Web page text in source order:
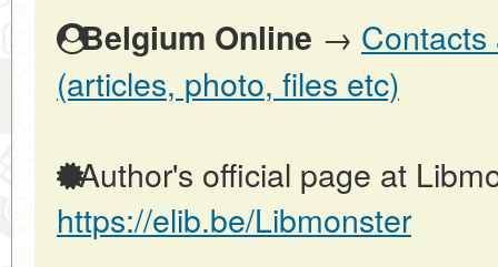
Belgium Online →
(articles, photo, files etc)
Author's official page at
https://elib.be/Libmonster